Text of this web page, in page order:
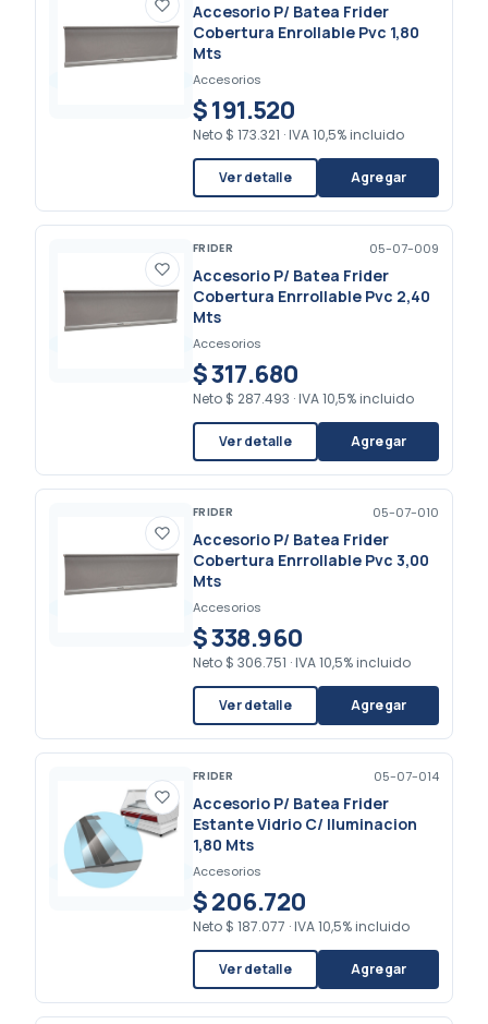
Accesorio P/ Batea Frider
Cobertura Enrollable Pvc 1,80
Mts
Accesorios
$ 191.520
Neto $ 173.321 · IVA 10,5% incluido
Ver detalle Agregar
FRIDER 05-07-009
Accesorio P/ Batea Frider
Cobertura Enrrollable Pvc 2,40
Mts
Accesorios
$ 317.680
Neto $ 287.493 · IVA 10,5% incluido
Ver detalle Agregar
FRIDER 05-07-010
Accesorio P/ Batea Frider
Cobertura Enrrollable Pvc 3,00
Mts
Accesorios
$ 338.960
Neto $ 306.751 · IVA 10,5% incluido
Ver detalle Agregar
FRIDER 05-07-014
Accesorio P/ Batea Frider
Estante Vidrio C/ Iluminacion
1,80 Mts
Accesorios
$ 206.720
Neto $ 187.077 · IVA 10,5% incluido
Ver detalle Agregar